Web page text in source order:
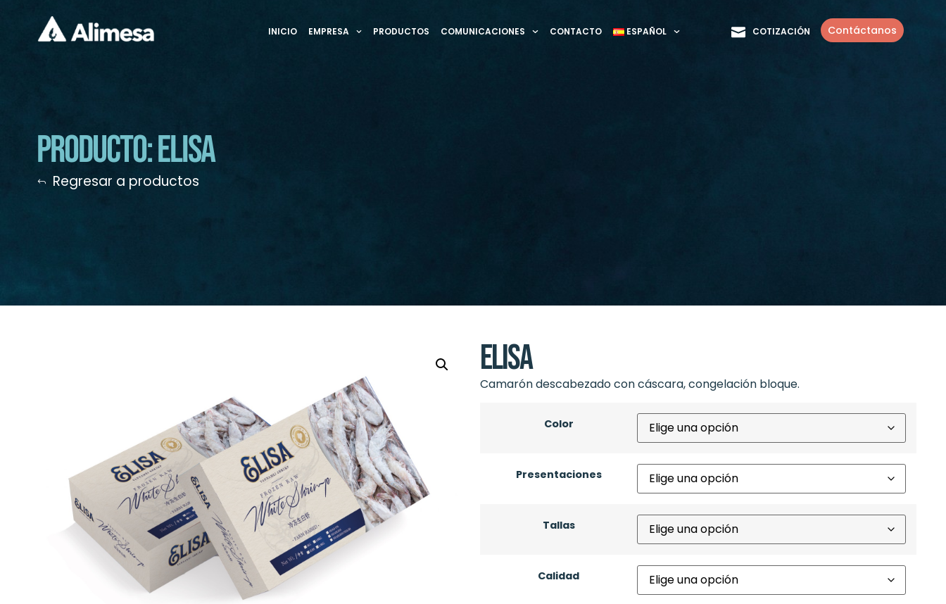
INICIO EMPRESA PRODUCTOS COMUNICACIONES CONTACTO ESPAÑOL COTIZACIÓN Contáctanos
Producto: Elisa
Regresar a productos
Elisa
Camarón descabezado con cáscara, congelación bloque.
Color
Presentaciones
Tallas
Calidad